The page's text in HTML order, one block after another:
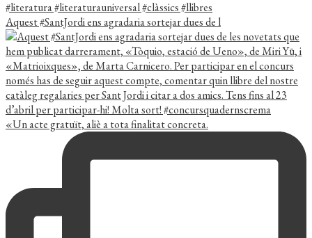
Aquest #SantJordi ens agradaria sortejar dues de l
«Un acte gratuït, aliè a tota finalitat concreta.